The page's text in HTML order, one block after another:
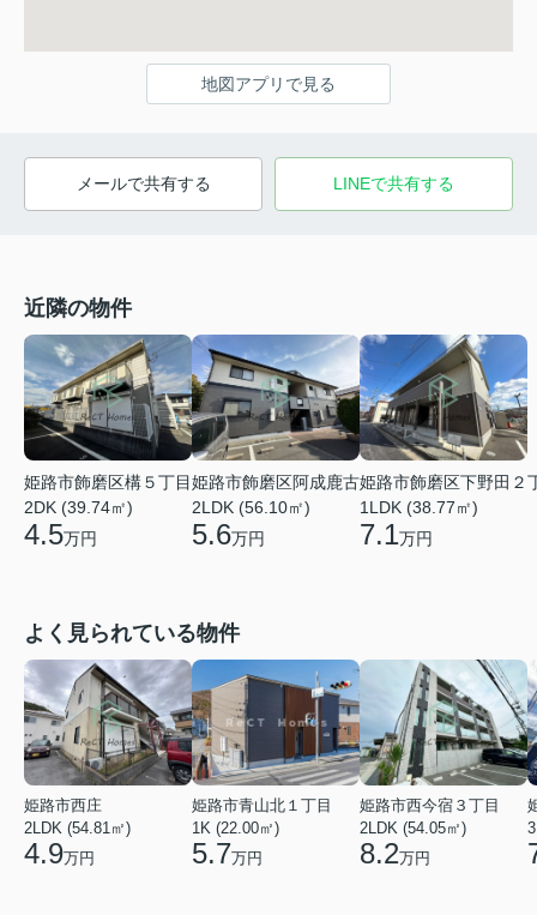
地図アプリで見る
メールで共有する LINEで共有する
近隣の物件
姫路市飾磨区構５丁目
2DK (39.74㎡)
4.5万円
姫路市飾磨区阿成鹿古
2LDK (56.10㎡)
5.6万円
姫路市飾磨区下野田２
1LDK (38.77㎡)
7.1万円
よく見られている物件
姫路市西庄
2LDK (54.81㎡)
4.9万円
姫路市青山北１丁目
1K (22.00㎡)
5.7万円
姫路市西今宿３丁目
2LDK (54.05㎡)
8.2万円